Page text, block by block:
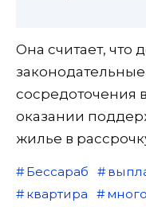
Она считает, что
сосредоточения
оказании
жилье в
Бессараб
квартира